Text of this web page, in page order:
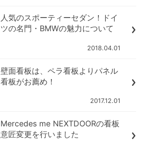
人気のスポーティーセダン！ドイ
ツの名門・BMWの魅力について
2018.04.01
壁面看板は、ペラ看板よりパネル
看板がお薦め！
2017.12.01
Mercedes me NEXTDOORの看板
意匠変更を行いました